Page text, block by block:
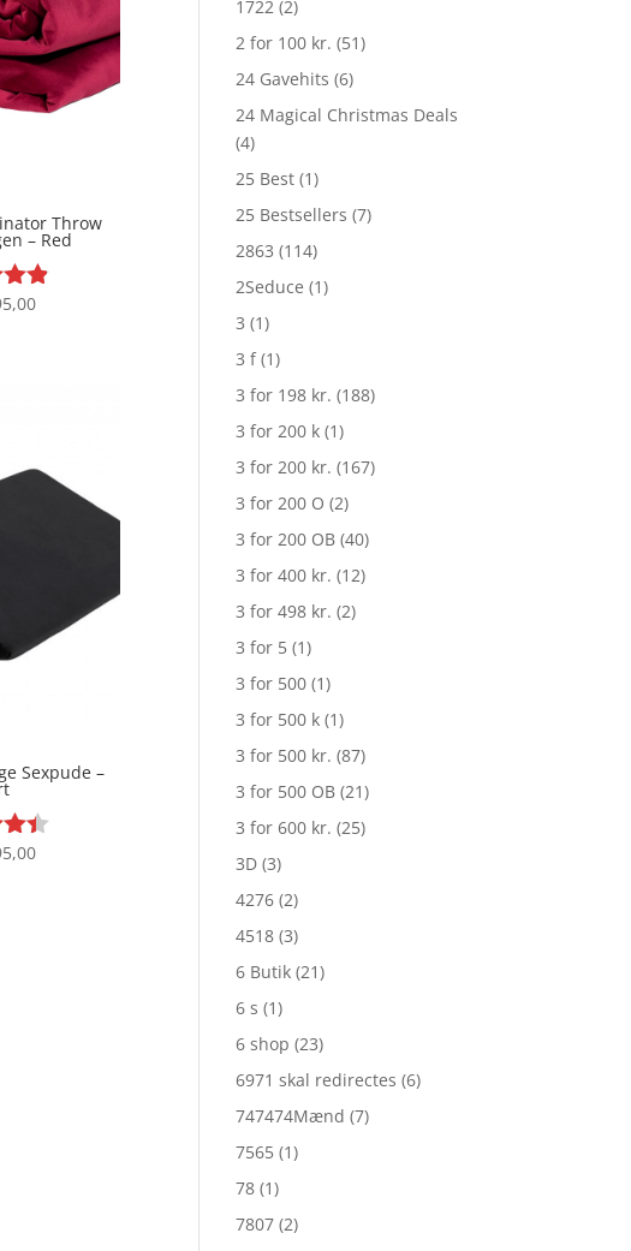
Throw
– Red
Sexpude –
1722 (2)
2 for 100 kr. (51)
24 Gavehits (6)
24 Magical Christmas Deals
(4)
25 Best (1)
25 Bestsellers (7)
2863 (114)
2Seduce (1)
3 (1)
3 f (1)
3 for 198 kr. (188)
3 for 200 k (1)
3 for 200 kr. (167)
3 for 200 O (2)
3 for 200 OB (40)
3 for 400 kr. (12)
3 for 498 kr. (2)
3 for 5 (1)
3 for 500 (1)
3 for 500 k (1)
3 for 500 kr. (87)
3 for 500 OB (21)
3 for 600 kr. (25)
3D (3)
4276 (2)
4518 (3)
6 Butik (21)
6 s (1)
6 shop (23)
6971 skal redirectes (6)
747474Mænd (7)
7565 (1)
78 (1)
7807 (2)